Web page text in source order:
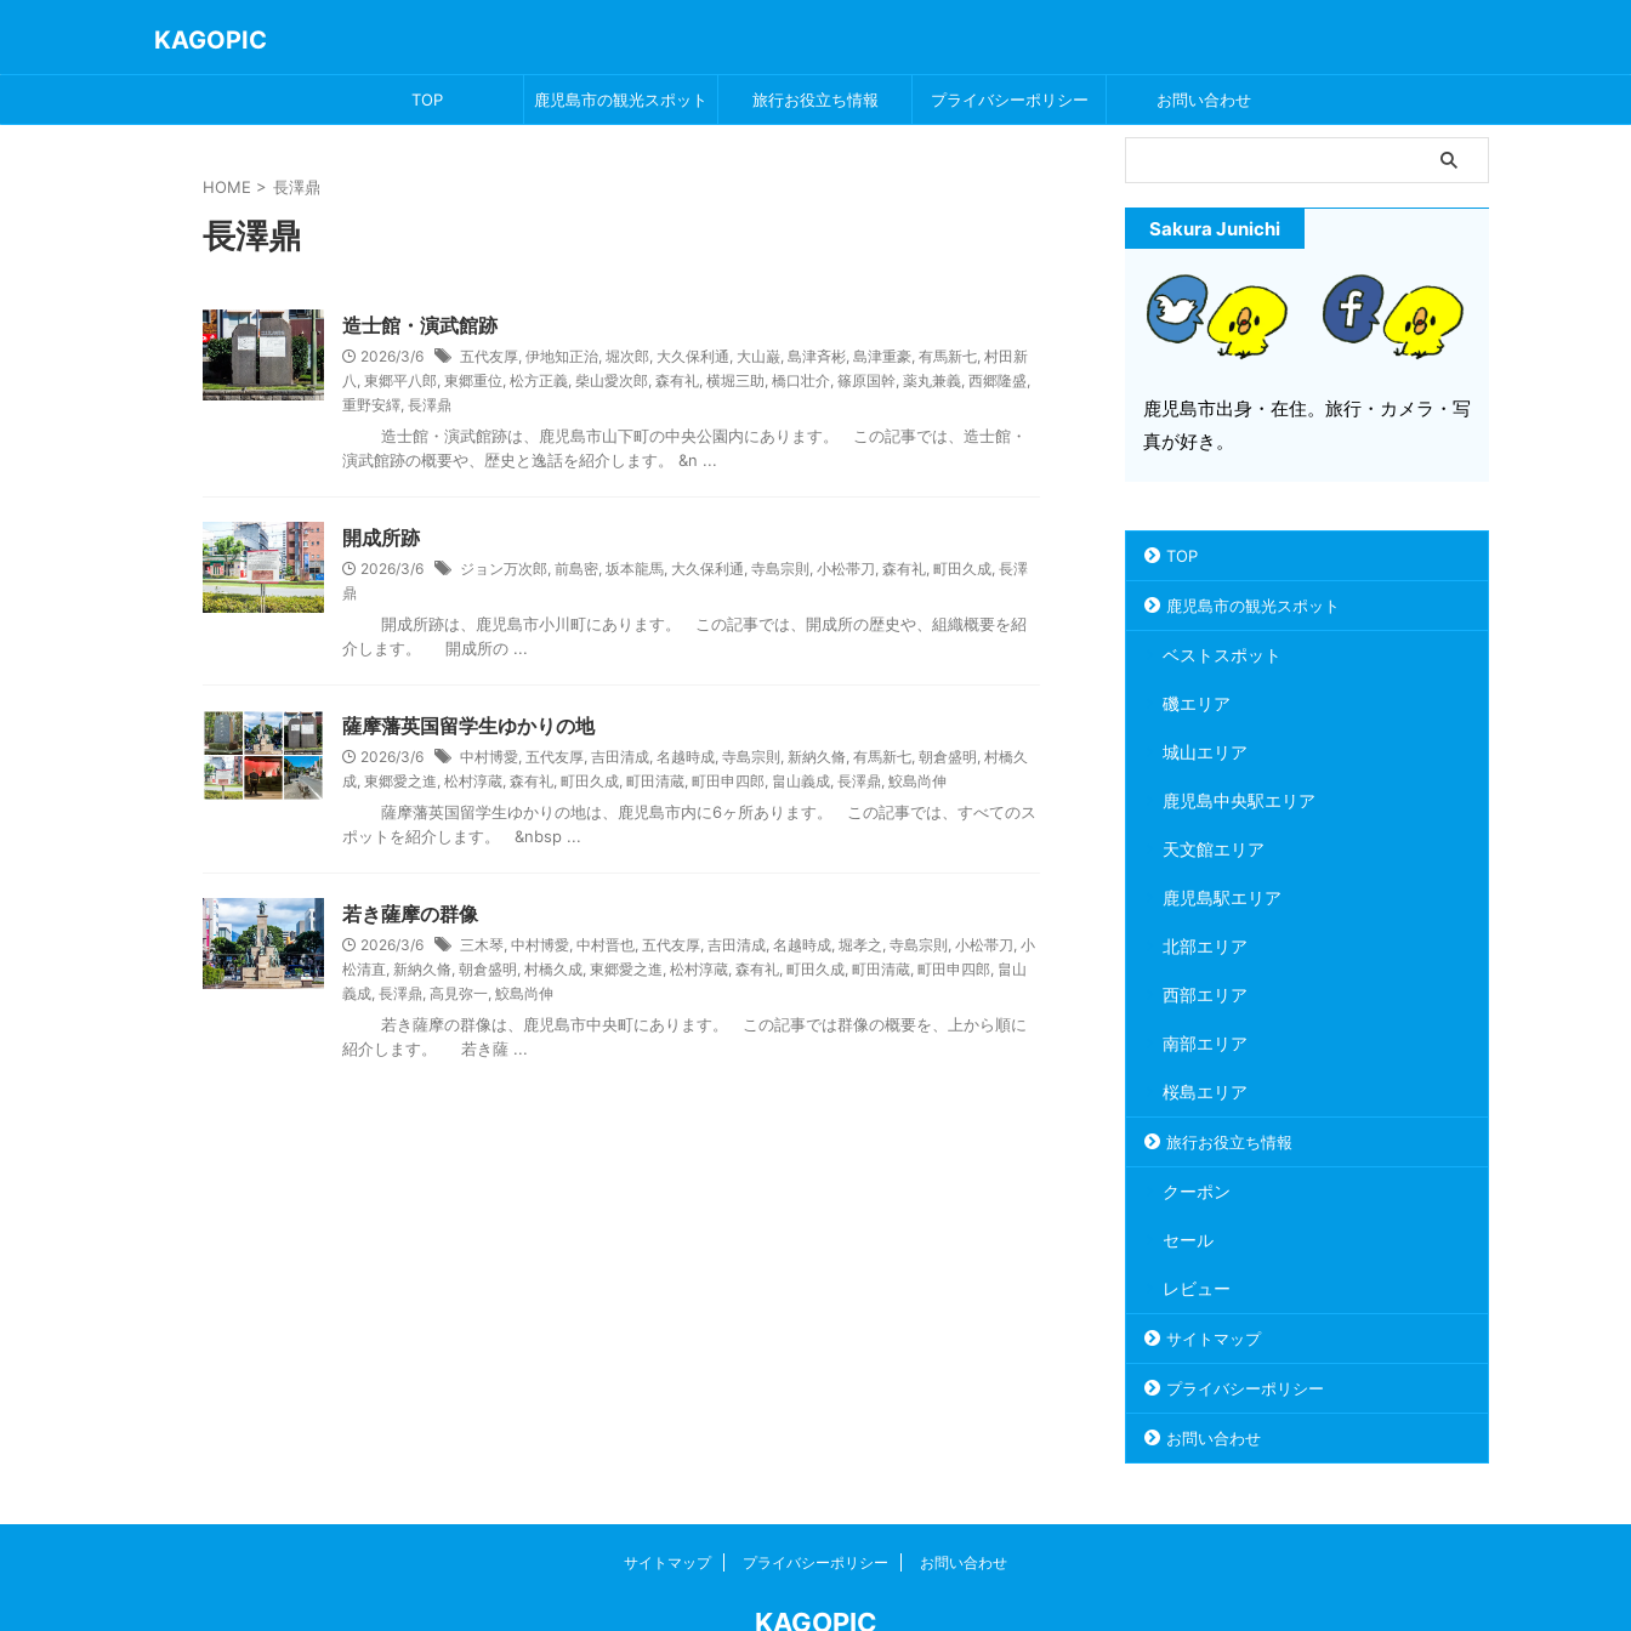
KAGOPIC
TOP 鹿児島市の観光スポット 旅行お役立ち情報 プライバシーポリシー お問い合わせ
HOME > 長澤鼎
長澤鼎
造士館・演武館跡
2026/3/6 五代友厚, 伊地知正治, 堀次郎, 大久保利通, 大山巌, 島津斉彬, 島津重豪, 有馬新七, 村田新
八, 東郷平八郎, 東郷重位, 松方正義, 柴山愛次郎, 森有礼, 横堀三助, 橋口壮介, 篠原国幹, 薬丸兼義, 西郷隆盛,
重野安繹, 長澤鼎
造士館・演武館跡は、鹿児島市山下町の中央公園内にあります。 この記事では、造士館・
演武館跡の概要や、歴史と逸話を紹介します。 &n ...
開成所跡
2026/3/6 ジョン万次郎, 前島密, 坂本龍馬, 大久保利通, 寺島宗則, 小松帯刀, 森有礼, 町田久成, 長澤
鼎
開成所跡は、鹿児島市小川町にあります。 この記事では、開成所の歴史や、組織概要を紹
介します。 開成所の ...
薩摩藩英国留学生ゆかりの地
2026/3/6 中村博愛, 五代友厚, 吉田清成, 名越時成, 寺島宗則, 新納久脩, 有馬新七, 朝倉盛明, 村橋久
成, 東郷愛之進, 松村淳蔵, 森有礼, 町田久成, 町田清蔵, 町田申四郎, 畠山義成, 長澤鼎, 鮫島尚伸
薩摩藩英国留学生ゆかりの地は、鹿児島市内に6ヶ所あります。 この記事では、すべてのス
ポットを紹介します。 &nbsp ...
若き薩摩の群像
2026/3/6 三木琴, 中村博愛, 中村晋也, 五代友厚, 吉田清成, 名越時成, 堀孝之 , 寺島宗則, 小松帯刀, 小
松清直, 新納久脩, 朝倉盛明, 村橋久成, 東郷愛之進, 松村淳蔵, 森有礼, 町田久成, 町田清蔵, 町田申四郎, 畠山
義成, 長澤鼎, 高見弥一, 鮫島尚伸
若き薩摩の群像は、鹿児島市中央町にあります。 この記事では群像の概要を、上から順に
紹介します。 若き薩 ...
Sakura Junichi
鹿児島市出身・在住。旅行・カメラ・写
真が好き。
TOP
鹿児島市の観光スポット
ベストスポット
磯エリア
城山エリア
鹿児島中央駅エリア
天文館エリア
鹿児島駅エリア
北部エリア
西部エリア
南部エリア
桜島エリア
旅行お役立ち情報
クーポン
セール
レビュー
サイトマップ
プライバシーポリシー
お問い合わせ
サイトマップ プライバシーポリシー お問い合わせ
KAGOPIC